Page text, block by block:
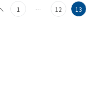
1 … 12 13